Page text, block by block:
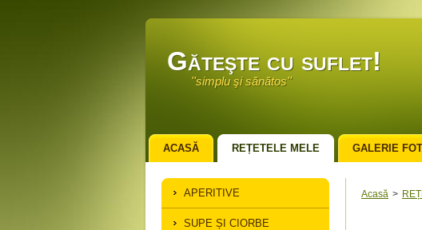
Găteşte cu suflet!
''simplu şi sănătos''
Acasă >
APERITIVE
SUPE ȘI CIORBE
ACASĂ REȚETELE MELE GALERIE